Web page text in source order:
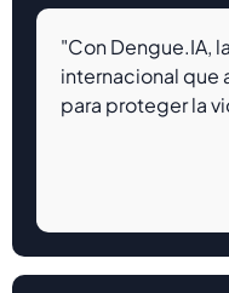
"Con Dengue.IA,
internacional que
para proteger la